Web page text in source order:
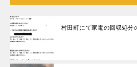
村田町にて家電の回収処